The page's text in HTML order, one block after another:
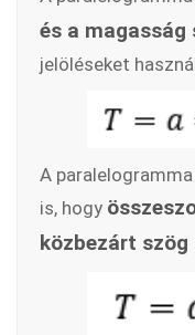
és a
jelöléseket
A
is, hogy
közbezárt